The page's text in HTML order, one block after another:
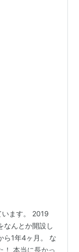
います。 2019
なんとか開設し
ら1年4ヶ月。 な
！ 本当に長かっ